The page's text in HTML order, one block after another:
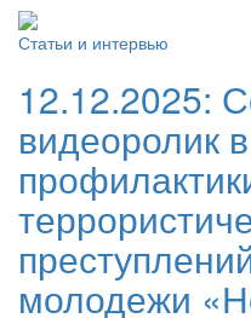
Статьи и интервью
12.12.2025:
видеоролик
молодежи